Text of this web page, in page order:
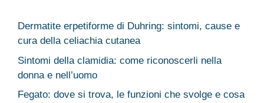
Dermatite erpetiforme di Duhring: sintomi, cause e
cura della celiachia cutanea
Sintomi della clamidia: come riconoscerli nella
donna e nell’uomo
Fegato: dove si trova, le funzioni che svolge e cosa